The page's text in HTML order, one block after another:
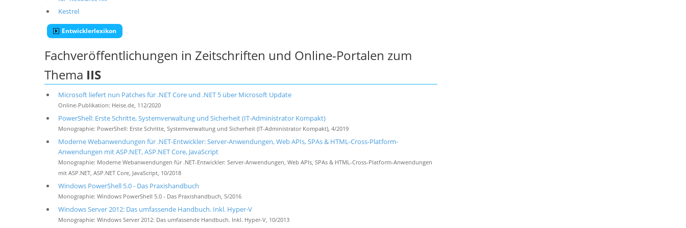
Kestrel
Entwicklerlexikon
Fachveröffentlichungen in Zeitschriften und Online-Portalen zum
Thema IIS
Microsoft liefert nun Patches für .NET Core und .NET 5 über Microsoft Update
Online-Publikation: Heise.de, 112/2020
PowerShell: Erste Schritte, Systemverwaltung und Sicherheit (IT-Administrator Kompakt)
Monographie: PowerShell: Erste Schritte, Systemverwaltung und Sicherheit (IT-Administrator Kompakt), 4/2019
Moderne Webanwendungen für .NET-Entwickler: Server-Anwendungen, Web APIs, SPAs & HTML-Cross-Platform-
Anwendungen mit ASP.NET, ASP.NET Core, JavaScript
Monographie: Moderne Webanwendungen für .NET-Entwickler: Server-Anwendungen, Web APIs, SPAs & HTML-Cross-Platform-Anwendungen
mit ASP.NET, ASP.NET Core, JavaScript, 10/2018
Windows PowerShell 5.0 - Das Praxishandbuch
Monographie: Windows PowerShell 5.0 - Das Praxishandbuch, 5/2016
Windows Server 2012: Das umfassende Handbuch. Inkl. Hyper-V
Monographie: Windows Server 2012: Das umfassende Handbuch. Inkl. Hyper-V, 10/2013